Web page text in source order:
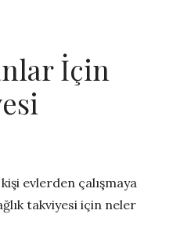
İçin
evlerden çalışmaya
takviyesi için neler